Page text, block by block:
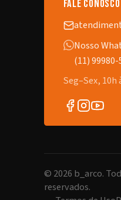
fale conosco
Nosso
(11) 99980-
Seg–Sex, 10h
© 2026 b_arco.
reservados.